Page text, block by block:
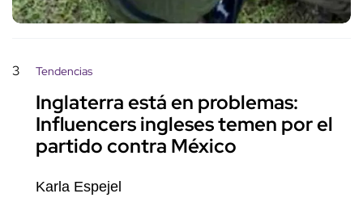
3 Tendencias
Inglaterra está en problemas:
Influencers ingleses temen por el
partido contra México
Karla Espejel